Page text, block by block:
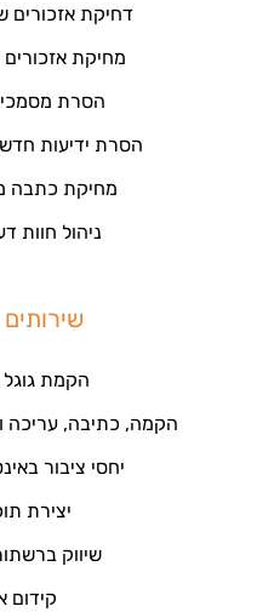
דחיקת אזכורים
מחיקת אזכורים
הסרת
הסרת ידיעות
מחיקת כתבה
ניהול חוות
הקמת גוגל
הקמה, כתיבה, עריכה
יחסי ציבור
יצירת
שיווק
קידום